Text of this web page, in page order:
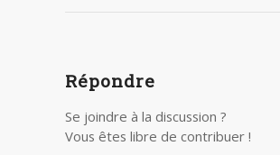
Répondre
Se joindre à la discussion ?
Vous êtes libre de contribuer !